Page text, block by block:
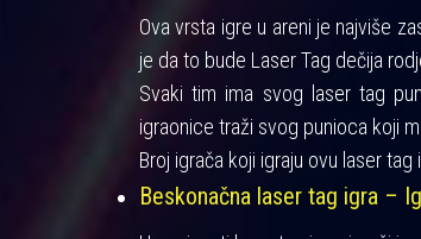
Ova vrsta igre u areni je najviše
je da to bude Laser Tag dečija
Svaki tim ima svog laser tag
igraonice traži svog punioca koji
Broj igrača koji igraju ovu laser tag
Beskonačna laser tag igra –